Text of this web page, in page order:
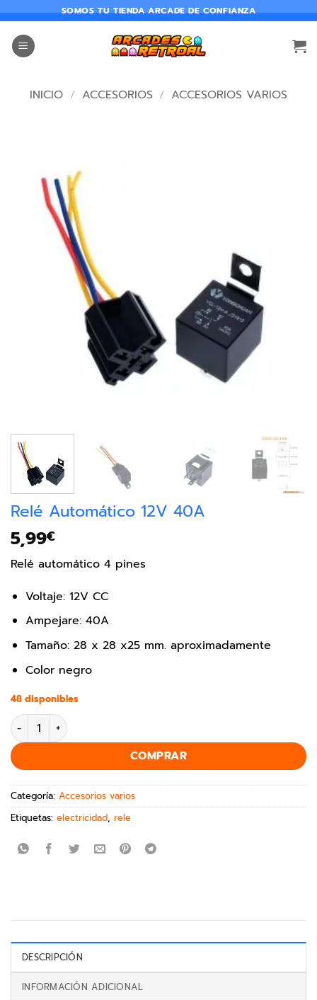
SOMOS TU TIENDA ARCADE DE CONFIANZA
INICIO / ACCESORIOS / ACCESORIOS VARIOS
Relé Automático 12V 40A
5,99€
Relé automático 4 pines
Voltaje: 12V CC
Ampejare: 40A
Tamaño: 28 x 28 x25 mm. aproximadamente
Color negro
48 disponibles
COMPRAR
Categoría: Accesorios varios
Etiquetas: electricidad, rele
DESCRIPCIÓN
INFORMACIÓN ADICIONAL